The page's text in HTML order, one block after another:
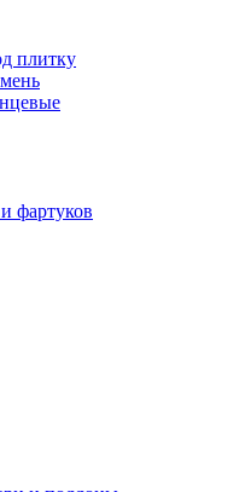
плитку
фартуков